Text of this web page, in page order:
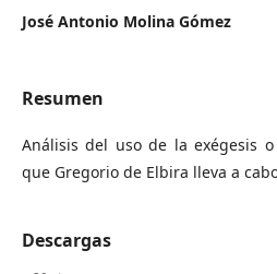
José Antonio Molina Gómez
Resumen
Análisis del uso de la exégesis
que Gregorio de Elbira lleva a
Descargas